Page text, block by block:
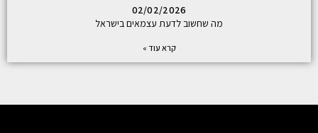
02/02/2026
מה שחשוב לדעת עצמאים בישראל
קרא עוד »